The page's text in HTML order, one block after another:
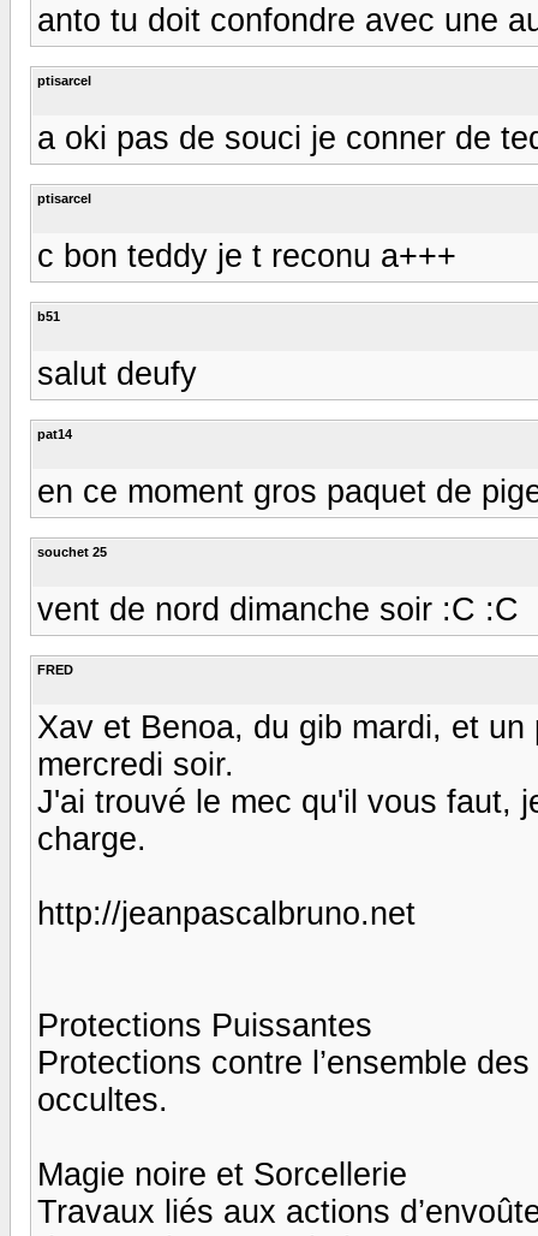
anto tu doit confondre avec une
ptisarcel
a oki pas de souci je conner de
ptisarcel
c bon teddy je t reconu a+++
b51
salut deufy
pat14
en ce moment gros paquet de
souchet 25
vent de nord dimanche soir :C :C
FRED
Xav et Benoa, du gib mardi, et
mercredi soir.
J'ai trouvé le mec qu'il vous faut,
charge.
http://jeanpascalbruno.net
Protections Puissantes
Protections contre l’ensemble
occultes.
Magie noire et Sorcellerie
Travaux liés aux actions